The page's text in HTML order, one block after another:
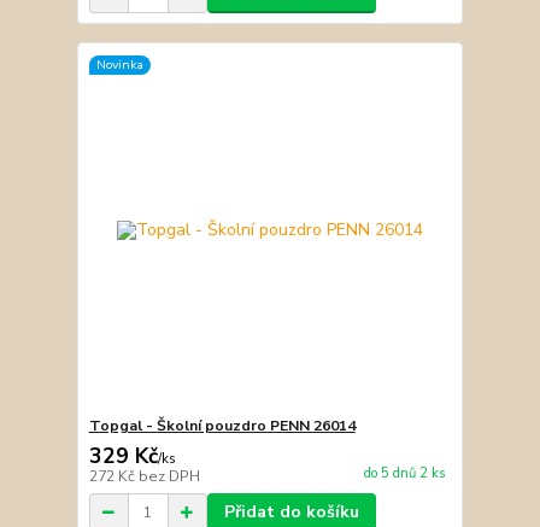
Novinka
Topgal - Školní pouzdro PENN 26014
329 Kč/ks
272 Kč bez DPH do 5 dnů 2 ks
Přidat do košíku